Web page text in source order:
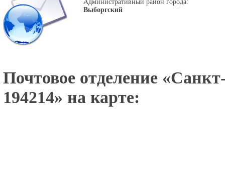
Административный район города:
Выборгский
Почтовое отделение «
194214» на карте: